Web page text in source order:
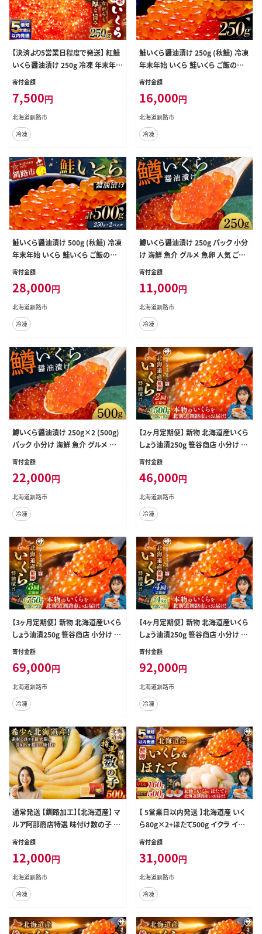
【決済より5営業日程度で発送】 紅鮭
いくら醤油漬け 250g 冷凍 年末年始
いくら 鮭いくら ご飯のお供 ご飯 米
寄付金額
7,500円
北海道釧路市
冷凍
鮭いくら醤油漬け 250g (秋鮭) 冷凍
年末年始 いくら 鮭いくら ご飯のお
供 ご飯 米 北海道 釧路市 F5F-0117
寄付金額
16,000円
北海道釧路市
冷凍
鮭いくら醤油漬け 500g (秋鮭) 冷凍
年末年始 いくら 鮭いくら ご飯のお
供 ご飯 米 北海道 釧路市 F5F-0118
寄付金額
28,000円
北海道釧路市
冷凍
鱒いくら醤油漬け 250g パック 小分
け 海鮮 魚介 グルメ 魚卵 人気 ご飯
のお供 ごはん 米 いくら丼 ギフト 年
寄付金額
11,000円
北海道釧路市
冷凍
鱒いくら醤油漬け 250g×2 (500g)
パック 小分け 海鮮 魚介 グルメ 魚
卵 人気 ご飯のお供 ごはん 米 いくら
5F-0175
寄付金額
22,000円
北海道釧路市
冷凍
【2ヶ月定期便】 新物 北海道産いくら
しょう油漬250g 笹谷商店 小分け パ
ック 醤油漬け 海鮮 海鮮丼 イクラ丼
北海道 釧路市
寄付金額
46,000円
北海道釧路市
冷凍
【3ヶ月定期便】 新物 北海道産いくら
しょう油漬250g 笹谷商店 小分け パ
ック 醤油漬け 海鮮 海鮮丼 イクラ丼
北海道 釧路市
寄付金額
69,000円
北海道釧路市
冷凍
【4ヶ月定期便】 新物 北海道産いくら
しょう油漬250g 笹谷商店 小分け パ
ック 醤油漬け 海鮮 海鮮丼 イクラ丼
北海道 釧路市
寄付金額
92,000円
北海道釧路市
冷凍
通常発送 【釧路加工】【北海道産】 マ
ルア阿部商店特選 味付け数の子 50
0g 数の子 味付け かずのこ カズノコ
味付け数の子 冷凍 グルメ 食べ物
魚介 海産 厳選 ご飯のお供 酒のあて
北海道 釧路市
寄付金額
12,000円
北海道釧路市
冷凍
【 5営業日以内発送 】北海道産 いく
ら80g×2+ほたて500g イクラ イク
ラ醤油漬け 鮭いくら ほたて貝柱 帆
立 ホタテ ほたて 海鮮丼 詰め合わせ
海鮮 魚介 お刺身 国産 冷凍 グルメ
北海道 釧路市
寄付金額
31,000円
北海道釧路市
冷凍